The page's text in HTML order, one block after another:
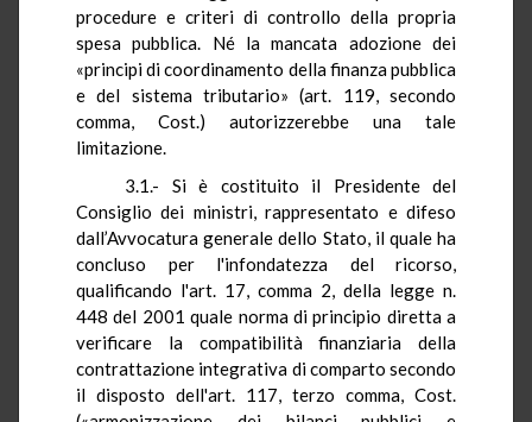
procedure e criteri di controllo della propria
spesa pubblica. Né la mancata adozione dei
«principi di coordinamento della finanza pubblica
e del sistema tributario» (art. 119, secondo
comma, Cost.) autorizzerebbe una tale
limitazione.
3.1.- Si è costituito il Presidente del
Consiglio dei ministri, rappresentato e difeso
dall’Avvocatura generale dello Stato, il quale ha
concluso per l'infondatezza del ricorso,
qualificando l'art. 17, comma 2, della legge n.
448 del 2001 quale norma di principio diretta a
verificare la compatibilità finanziaria della
contrattazione integrativa di comparto secondo
il disposto dell'art. 117, terzo comma, Cost.